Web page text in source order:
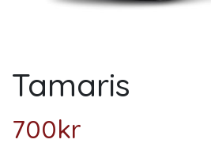
Tamaris
700kr